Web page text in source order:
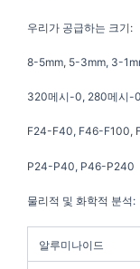
우리가 공급하는 크기:
8-5mm, 5-3mm, 3-
320메시-0, 280메시-
F24-F40, F46-F100,
P24-P40, P46-P240
물리적 및 화학적 분석:
알루미나이드